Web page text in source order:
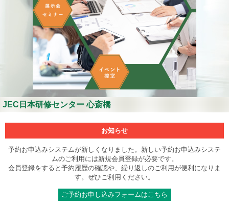
JEC日本研修センター 心斎橋
お知らせ
予約お申込みシステムが新しくなりました。新しい予約お申込みシステ
ムのご利用には新規会員登録が必要です。
会員登録をすると予約履歴の確認や、繰り返しのご利用が便利になりま
す。ぜひご利用ください。
ご予約お申し込みフォームはこちら